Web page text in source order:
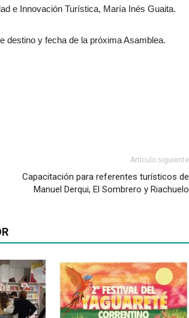
e Innovación Turística, María Inés Guaita.
destino y fecha de la próxima Asamblea.
Artículo siguiente
Capacitación para referentes turísticos de
Manuel Derqui, El Sombrero y Riachuelo